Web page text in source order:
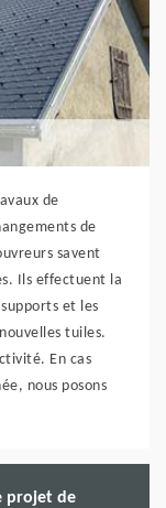
de
de
savent
Ils effectuent la
et les
tuiles.
En cas
nous posons
projet de